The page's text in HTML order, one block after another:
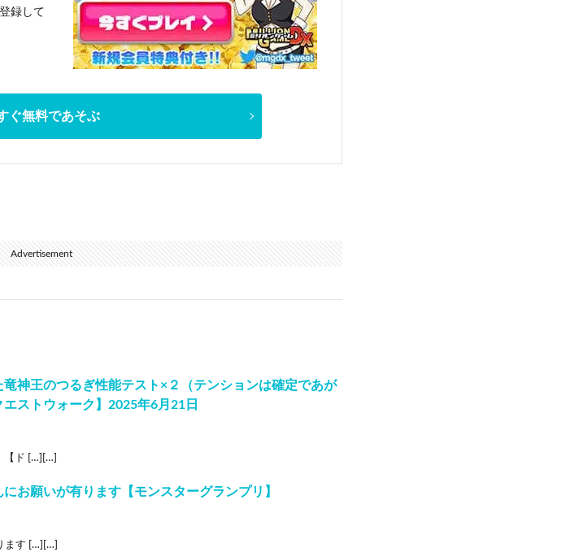
録して
ぐ無料であそぶ
Advertisement
竜神王のつるぎ性能テスト×２（テンションは確定であが
ストウォーク】2025年6月21日
【ド […][…]
お願いが有ります【モンスターグランプリ】
ます […][…]